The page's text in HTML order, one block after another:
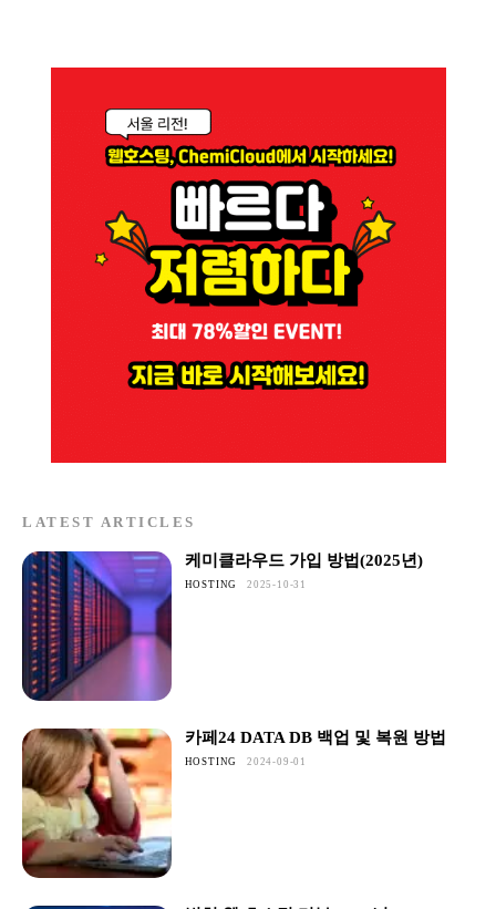
LATEST ARTICLES
케미클라우드 가입 방법(2025년)
HOSTING 2025-10-31
카페24 DATA DB 백업 및 복원 방법
HOSTING 2024-09-01